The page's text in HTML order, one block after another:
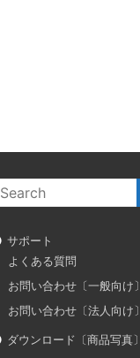
サポート
よくある質問
お問い合わせ〔一般向け〕
お問い合わせ〔法人向け〕
ダウンロード〔商品写真〕